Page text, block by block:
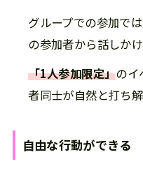
グループでの参加で
の参加者から話しか
「1人参加限定」のイ
者同士が自然と打ち
自由な行動ができる